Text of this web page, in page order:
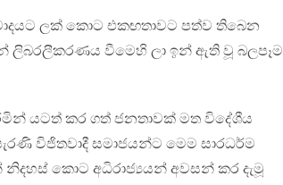
ලක් කොට එකඟතාවට පත්ව තිබෙන
ලිබරලීකරණය වීමෙහි ලා ඉන් ඇති වූ බලපෑම
යටත් කර ගත් ජනතාවක් මත විදේශීය
විජිතවාදී සමාජයන්ට මෙම සාරධර්ම
කොට අධිරාජ්‍යයන් අවසන් කර දැමූ